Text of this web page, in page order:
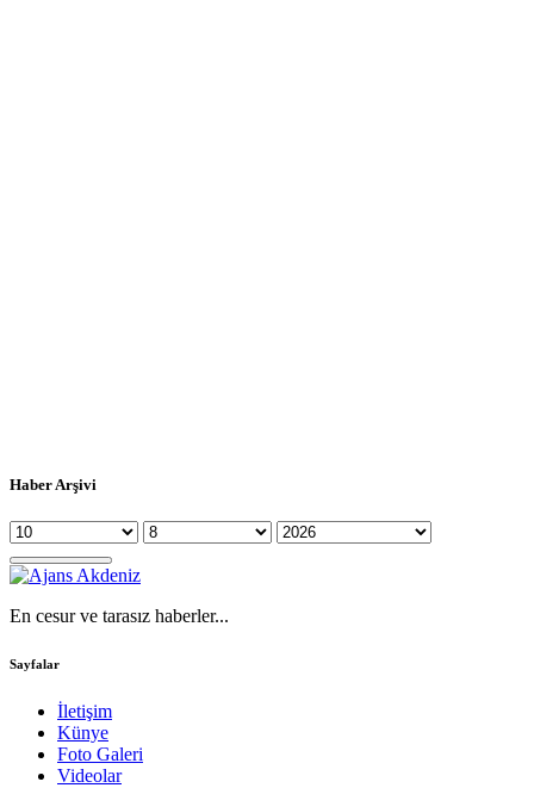
Haber Arşivi
En cesur ve tarasız haberler...
Sayfalar
İletişim
Künye
Foto Galeri
Videolar